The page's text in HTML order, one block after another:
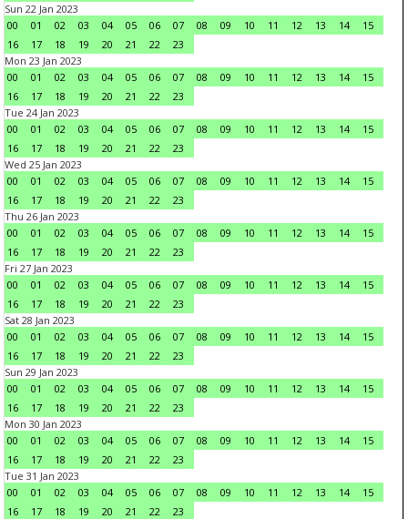
Sun 22 Jan 2023
00
01 02 03 04 05 06 07 08 09 10 11 12 13 14
15
16
17 18 19 20 21 22
23
Mon 23 Jan 2023
00
01 02 03 04 05 06 07 08 09 10 11 12 13 14
15
16
17 18 19 20 21 22
23
Tue 24 Jan 2023
00
01 02 03 04 05 06 07 08 09 10 11 12 13 14
15
16
17 18 19 20 21 22
23
Wed 25 Jan 2023
00
01 02 03 04 05 06 07 08 09 10 11 12 13 14
15
16
17 18 19 20 21 22
23
Thu 26 Jan 2023
00
01 02 03 04 05 06 07 08 09 10 11 12 13 14
15
16
17 18 19 20 21 22
23
Fri 27 Jan 2023
00
01 02 03 04 05 06 07 08 09 10 11 12 13 14
15
16
17 18 19 20 21 22
23
Sat 28 Jan 2023
00
01 02 03 04 05 06 07 08 09 10 11 12 13 14
15
16
17 18 19 20 21 22
23
Sun 29 Jan 2023
00
01 02 03 04 05 06 07 08 09 10 11 12 13 14
15
16
17 18 19 20 21 22
23
Mon 30 Jan 2023
00
01 02 03 04 05 06 07 08 09 10 11 12 13 14
15
16
17 18 19 20 21 22
23
Tue 31 Jan 2023
00
01 02 03 04 05 06 07 08 09 10 11 12 13 14
15
16
17 18 19 20 21 22
23